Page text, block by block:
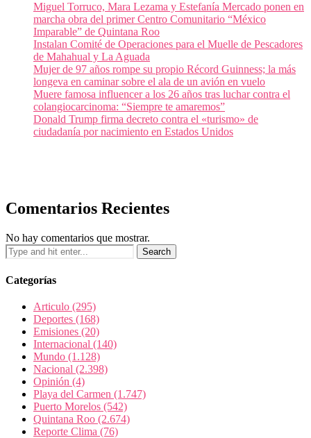
Miguel Torruco, Mara Lezama y Estefanía Mercado ponen en
marcha obra del primer Centro Comunitario “México
Imparable” de Quintana Roo
Instalan Comité de Operaciones para el Muelle de Pescadores
de Mahahual y La Aguada
Mujer de 97 años rompe su propio Récord Guinness; la más
longeva en caminar sobre el ala de un avión en vuelo
Muere famosa influencer a los 26 años tras luchar contra el
colangiocarcinoma: “Siempre te amaremos”
Donald Trump firma decreto contra el «turismo» de
ciudadanía por nacimiento en Estados Unidos
Comentarios Recientes
No hay comentarios que mostrar.
Categorías
Articulo (295)
Deportes (168)
Emisiones (20)
Internacional (140)
Mundo (1.128)
Nacional (2.398)
Opinión (4)
Playa del Carmen (1.747)
Puerto Morelos (542)
Quintana Roo (2.674)
Reporte Clima (76)